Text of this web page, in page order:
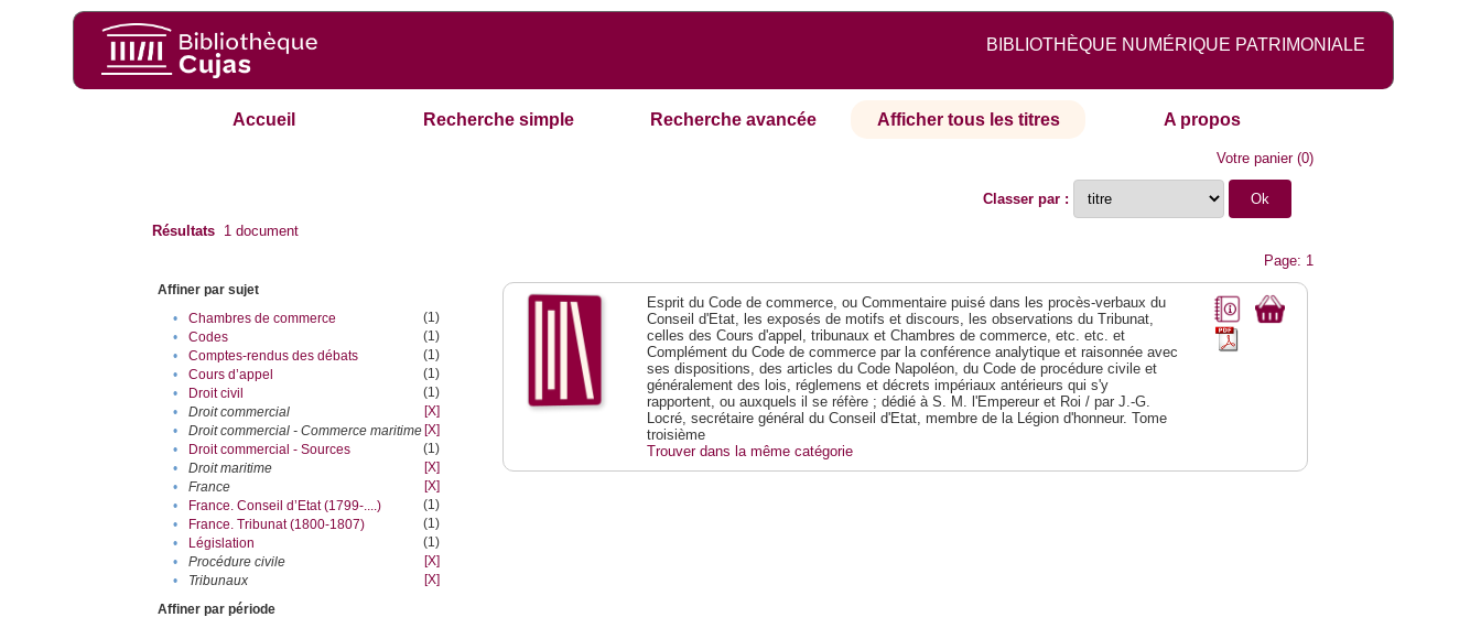
BIBLIOTHÈQUE NUMÉRIQUE PATRIMONIALE
Accueil Recherche simple Recherche avancée Afficher tous les titres A propos
Votre panier(0)
Classer par :
Résultats 1 document
Page: 1
Affiner par sujet
•
Chambres de commerce
(1)
•
Codes
(1)
•
Comptes-rendus des débats
(1)
•
Cours d’appel
(1)
•
Droit civil
(1)
•
Droit commercial
[X]
•
Droit commercial - Commerce maritime [X]
•
Droit commercial - Sources
(1)
•
Droit maritime
[X]
•
France
[X]
•
France. Conseil d’Etat (1799-....)
(1)
•
France. Tribunat (1800-1807)
(1)
•
Législation
(1)
•
Procédure civile
[X]
•
Tribunaux
[X]
Affiner par période
Esprit du Code de commerce, ou Commentaire puisé dans les procès-verbaux du
Conseil d'Etat, les exposés de motifs et discours, les observations du Tribunat,
celles des Cours d'appel, tribunaux et Chambres de commerce, etc. etc. et
Complément du Code de commerce par la conférence analytique et raisonnée avec
ses dispositions, des articles du Code Napoléon, du Code de procédure civile et
généralement des lois, réglemens et décrets impériaux antérieurs qui s'y
rapportent, ou auxquels il se réfère ; dédié à S. M. l'Empereur et Roi / par J.-G.
Locré, secrétaire général du Conseil d'Etat, membre de la Légion d'honneur. Tome
troisième
Trouver dans la même catégorie